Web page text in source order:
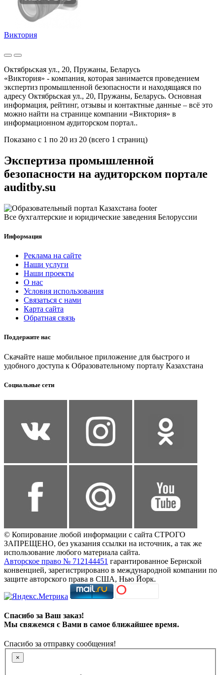
Виктория
Октябрьская ул., 20, Пружаны, Беларусь
«Виктория» - компания, которая занимается проведением
экспертиз промышленной безопасности и находящаяся по
адресу Октябрьская ул., 20, Пружаны, Беларусь. Основная
информация, рейтинг, отзывы и контактные данные – всё это
можно найти на странице компании «Виктория» в
информационном аудиторском портал..
Показано с 1 по 20 из 20 (всего 1 страниц)
Экспертиза промышленной
безопасности на аудиторском портале
auditby.su
Все бухгалтерские и юридические заведения Белоруссии
Информация
Реклама на сайте
Наши услуги
Наши проекты
О нас
Условия использования
Связаться с нами
Карта сайта
Обратная связь
Поддержите нас
Скачайте наше мобильное приложение для быстрого и
удобного доступа к Образовательному порталу Казахстана
Социальные сети
© Копирование любой информации с сайта СТРОГО
ЗАПРЕЩЕНО, без указания ссылки на источник, а так же
использование любого материала сайта.
Авторское право № 712144451 гарантированное Бернской
конвенцией, зарегистрировано в международной компании по
защите авторского права в США, Нью Йорк.
Спасибо за Ваш заказ!
Мы свяжемся с Вами в самое ближайшее время.
Спасибо за отправку сообщения!
×